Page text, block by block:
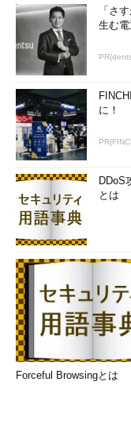
点、そして国内外に
話す。
「国内ではFluentdの
ット上での情報も多い
クトスタンダードのデ
は徐々に広がりつつあ
海外での導入の広が
う。
「グーグルや
ツールとして使ってい
用を決めたのだと思う
入が求められることが
で採用されていること
「Fluentdのプラグイ
った。必要な機能は後
い。また、エンタープ
び堅牢性が求められ
「さ
生む
に！
DDoS
とは
Forceful Browsingとは